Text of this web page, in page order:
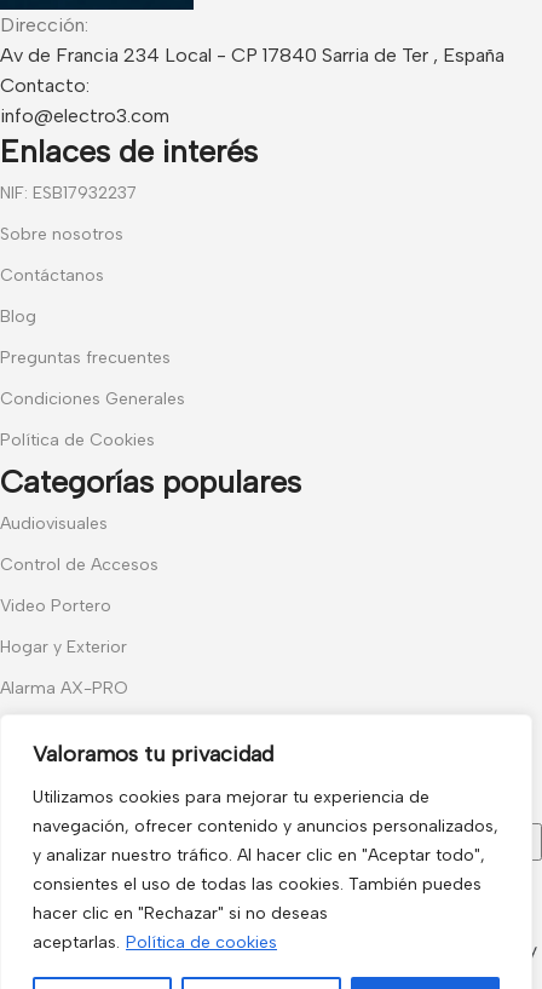
Valoramos tu privacidad
Utilizamos cookies para mejorar tu experiencia de
navegación, ofrecer contenido y anuncios personalizados,
y analizar nuestro tráfico. Al hacer clic en "Aceptar todo",
consientes el uso de todas las cookies. También puedes
hacer clic en "Rechazar" si no deseas
aceptarlas. Política de cookies
Dirección:
Av de Francia 234 Local - CP 17840 Sarria de Ter , España
Contacto:
info@electro3.com
Enlaces de interés
NIF: ESB17932237
Sobre nosotros
Contáctanos
Blog
Preguntas frecuentes
Condiciones Generales
Política de Cookies
Categorías populares
Audiovisuales
Control de Accesos
Video Portero
Hogar y Exterior
Alarma AX-PRO
Únete a nuestras novedades
Recibe las últimas novedades y promociones.
Usado de acuerdo con nuestraPolítica de privacidad
electro3 ©
2026.